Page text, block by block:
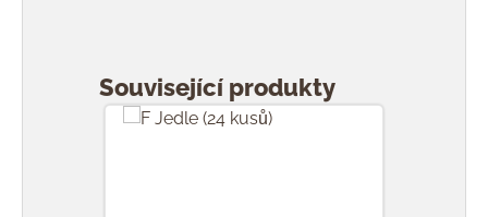
Související produkty